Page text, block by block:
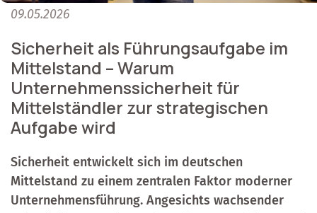
09.05.2026
Sicherheit als Führungsaufgabe im
Mittelstand – Warum
Unternehmenssicherheit für
Mittelständler zur strategischen
Aufgabe wird
Sicherheit entwickelt sich im deutschen
Mittelstand zu einem zentralen Faktor moderner
Unternehmensführung. Angesichts wachsender